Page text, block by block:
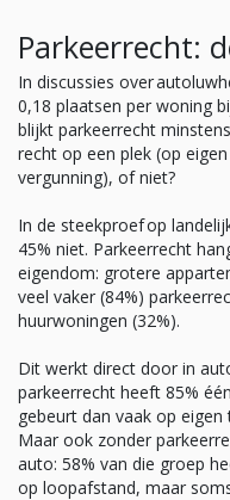
Parkeerrecht:
In discussies over
0,18 plaatsen per woning
blijkt parkeerrecht
recht op een plek (op
vergunning), of niet?
In de steekproef op
45% niet. Parkeerrecht
eigendom: grotere
veel vaker (84%)
huurwoningen (32%).
Dit werkt direct door in
parkeerrecht heeft 85%
gebeurt dan vaak op
Maar ook zonder
auto: 58% van die groep
op loopafstand, maar